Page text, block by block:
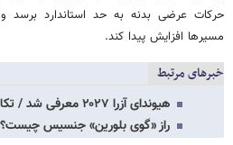
حرکات عرضی بدنه به حد استاندارد برسد
مسیرها افزایش پیدا کند.
خبرهای مرتبط
هیوندای آزرا ۲۰۲۷ معرفی شد / تکامل در سایه کراس‌اوورها
راز «گوی بلورین» جنسیس